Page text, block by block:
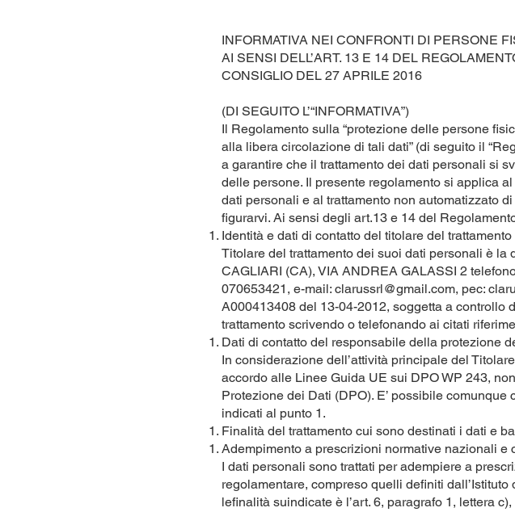
INFORMATIVA NEI CONFRONTI DI PERSONE
AI SENSI DELL’ART. 13 E 14 DEL
CONSIGLIO DEL 27 APRILE 2016
(DI SEGUITO L’“INFORMATIVA”)
Il Regolamento sulla “protezione delle persone
alla libera circolazione di tali dati” (di seguito il
a garantire che il trattamento dei dati personali si
delle persone. Il presente regolamento si applica
dati personali e al trattamento non automatizzato
figurarvi. Ai sensi degli art.13 e 14 del
Identità e dati di contatto del titolare del trattamento
Titolare del trattamento dei suoi dati personali è
CAGLIARI (CA), VIA ANDREA GALASSI 2
070653421, e-mail: clarussrl@gmail.com, pec:
A000413408 del 13-04-2012, soggetta a controllo
trattamento scrivendo o telefonando ai citati
Dati di contatto del responsabile della protezione
In considerazione dell’attività principale del
accordo alle Linee Guida UE sui DPO WP 243,
Protezione dei Dati (DPO). E’ possibile
indicati al punto 1.
Finalità del trattamento cui sono destinati i dati e
Adempimento a prescrizioni normative nazionali e
I dati personali sono trattati per adempiere a
regolamentare, compreso quelli definiti
lefinalità suindicate è l’art. 6, paragrafo 1, lettera